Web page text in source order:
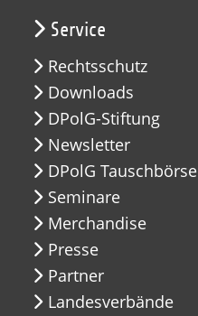
Service
Rechtsschutz
Downloads
DPolG-Stiftung
Newsletter
DPolG Tauschbörse
Seminare
Merchandise
Presse
Partner
Landesverbände